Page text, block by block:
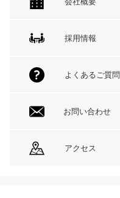
採用情報
よくあるご質問
お問い合わせ
アクセス